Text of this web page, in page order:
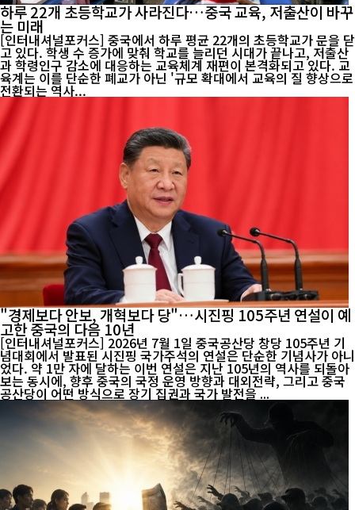
하루 22개 초등학교가 사라진다…중국 교육, 저출산이 바꾸
는 미래
[인터내셔널포커스] 중국에서 하루 평균 22개의 초등학교가 문을 닫
고 있다. 학생 수 증가에 맞춰 학교를 늘리던 시대가 끝나고, 저출산
과 학령인구 감소에 대응하는 교육체계 재편이 본격화되고 있다. 교
육계는 이를 단순한 폐교가 아닌 '규모 확대에서 교육의 질 향상으로
전환되는 역사...
"경제보다 안보, 개혁보다 당"…시진핑 105주년 연설이 예
고한 중국의 다음 10년
[인터내셔널포커스] 2026년 7월 1일 중국공산당 창당 105주년 기
념대회에서 발표된 시진핑 국가주석의 연설은 단순한 기념사가 아니
었다. 약 1만 자에 달하는 이번 연설은 지난 105년의 역사를 되돌아
보는 동시에, 향후 중국의 국정 운영 방향과 대외전략, 그리고 중국
공산당이 어떤 방식으로 장기 집권과 국가 발전을 ...